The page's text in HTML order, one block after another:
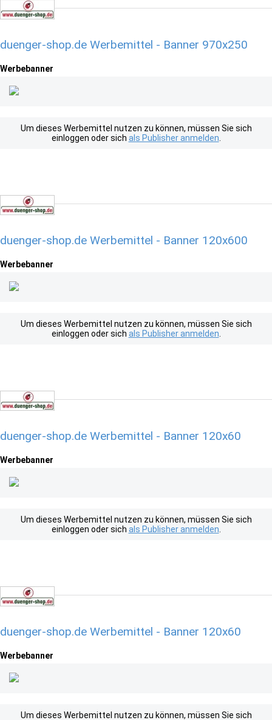
duenger-shop.de Werbemittel - Banner 970x250
Werbebanner
Um dieses Werbemittel nutzen zu können, müssen Sie sich
einloggen oder sich als Publisher anmelden
duenger-shop.de Werbemittel - Banner 120x600
Werbebanner
Um dieses Werbemittel nutzen zu können, müssen Sie sich
einloggen oder sich als Publisher anmelden
duenger-shop.de Werbemittel - Banner 120x60
Werbebanner
Um dieses Werbemittel nutzen zu können, müssen Sie sich
einloggen oder sich als Publisher anmelden
duenger-shop.de Werbemittel - Banner 120x60
Werbebanner
Um dieses Werbemittel nutzen zu können, müssen Sie sich